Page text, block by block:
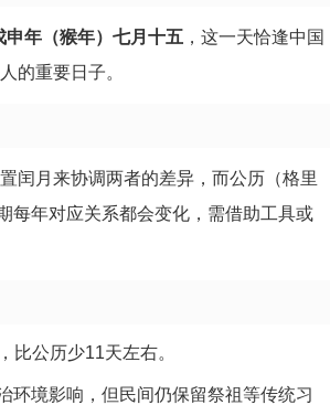
年（猴年）七月十五 ，这一天恰逢中国
的重要日子。
闰月来协调两者的差异，而公历（格里
每年对应关系都会变化，需借助工具或
比公历少11天左右。
环境影响，但民间仍保留祭祖等传统习